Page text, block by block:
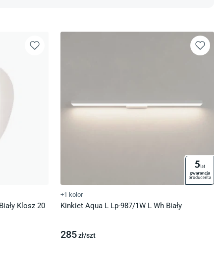
Klosz 20
+1 kolor
Kinkiet Aqua L Lp-987/1W L Wh Biały
285zł/szt